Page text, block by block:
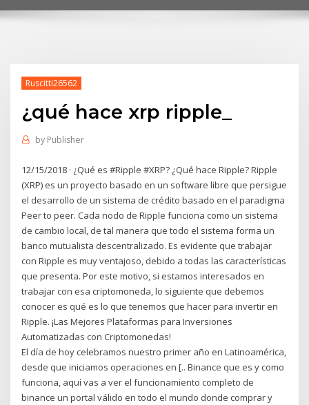
Ruscitti26562
¿qué hace xrp ripple_
by Publisher
12/15/2018 · ¿Qué es #Ripple #XRP? ¿Qué hace Ripple? Ripple
(XRP) es un proyecto basado en un software libre que persigue
el desarrollo de un sistema de crédito basado en el paradigma
Peer to peer. Cada nodo de Ripple funciona como un sistema
de cambio local, de tal manera que todo el sistema forma un
banco mutualista descentralizado. Es evidente que trabajar
con Ripple es muy ventajoso, debido a todas las características
que presenta. Por este motivo, si estamos interesados en
trabajar con esa criptomoneda, lo siguiente que debemos
conocer es qué es lo que tenemos que hacer para invertir en
Ripple. ¡Las Mejores Plataformas para Inversiones
Automatizadas con Criptomonedas!
El día de hoy celebramos nuestro primer año en Latinoamérica,
desde que iniciamos operaciones en [.. Binance que es y como
funciona, aquí vas a ver el funcionamiento completo de
binance un portal válido en todo el mundo donde comprar y